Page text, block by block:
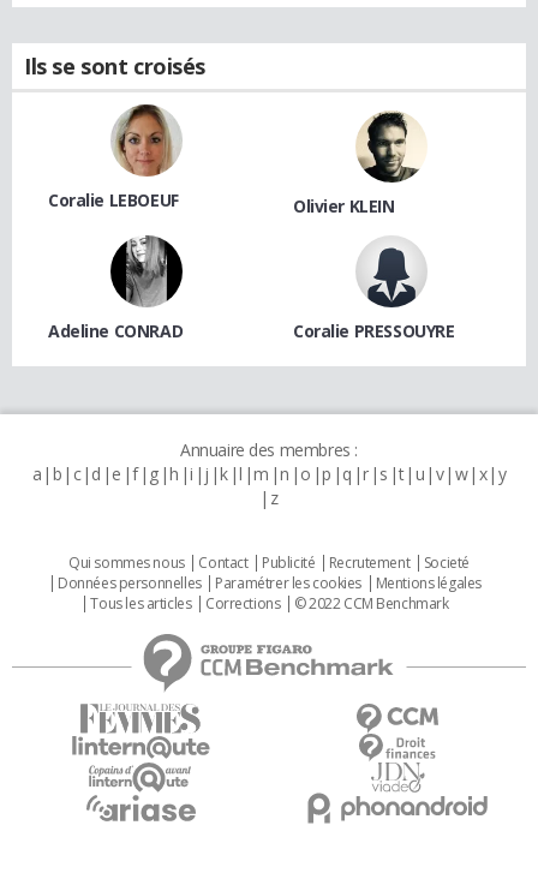
Ils se sont croisés
Coralie LEBOEUF Olivier KLEIN
Adeline CONRAD Coralie PRESSOUYRE
Annuaire des membres :
a b c d e f g h i j k l m n o p q r s t u v w x y
z
Qui sommes nous Contact Publicité Recrutement
Societé
Données personnelles
Paramétrer les cookies
Mentions légales
Tous les articles
Corrections © 2022 CCM Benchmark